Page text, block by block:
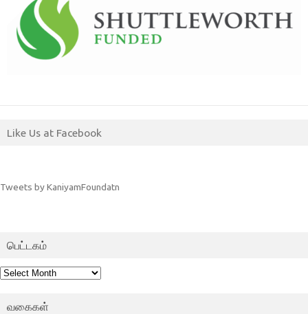
Like Us at Facebook
Tweets by KaniyamFoundatn
பெட்டகம்
பெட்டகம்
வகைகள்